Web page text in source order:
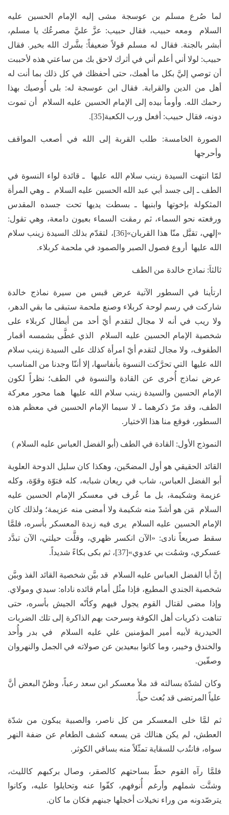
لما صُرع مسلم بن عوسجة مشى إليه الإمام الحسين عليه
السلام ومعه حبيب، فقال حبيب: عزَّ عليَّ مصرعُك يا مسلم،
أبشر بالجنة. فقال له مسلم قولاً ضعيفاً: بشَّرك الله بخير. فقال
حبيب: لولا أني أعلم أني في أثرك لاحق بك من ساعتي هذه لأحببت
أن توصي إليَّ بكل ما أهمك، حتى أحفظك في كل ذلك بما أنت له
أهل من الدين والقرابة. فقال ابن عوسجة له: بلى أُوصيك بهذا
رحمك الله. وأومأ بيده إلى الإمام الحسين عليه السلام أن تموت
دونه، فقال حبيب: أفعل ورب الكعبة[35].
الصورة الخامسة: طلب القربة إلى الله في أصعب المواقف
وأحرجها
لمّا انتهت السيدة زينب سلام الله عليها ـ قائدة لواء النسوة في
الطف ـ إلى جسد أبي عبد الله الحسين عليه السلام ـ وهي المرأة
المثكولة بإخوتها وابنيها ـ بسطت يديها تحت جسده المقدس
ورفعته نحو السماء، ثم رمقت السماء بعيون دامعة، وهي تقول:
«إلهي، تقبَّل منّا هذا القربان»[36]، لتقدّم بذلك السيدة زينب سلام
الله عليها أروع فصول الصبر والصمود في ملحمة كربلاء.
ثالثاَ: نماذج خالدة من الطف
ارتأينا في السطور الآتية عرض قبس من سيرة نماذج خالدة
شاركت في رسم لوحة كربلاء وصنع ملحمة ستبقى ما بقي الدهر،
ولا ريب في أنه لا مجال لتقدم أيّ أحد من أبطال كربلاء على
شخصية الإمام الحسين عليه السلام الذي غطَّى بشمسه أقمار
الطفوف، ولا مجال لتقدم أيّ امرأة كذلك على السيدة زينب سلام
الله عليها التي تحرَّكت النسوة بأنفاسها، إلا أننّا وجدنا من المناسب
عرض نماذج أُخرى عن القادة والنسوة في الطف؛ نظراً لكون
الإمام الحسين والسيدة زينب سلام الله عليها هما محور معركة
الطف، وقد مرّ ذكرهما ـ لا سيما الإمام الحسين في معظم هذه
السطور، فوقع منا هذا الاختيار.
النموذج الأول: القادة في الطف (أبو الفضل العباس عليه السلام )
القائد الحقيقي هو أول المضحّين، وهكذا كان سليل الدوحة العلوية
أبو الفضل العباس، شاب في ريعان شبابه، كله فتوّة وقوّة، وكله
عزيمة وشكيمة، بل ما عُرف في معسكر الإمام الحسين عليه
السلام مَن هو أشدّ منه شكيمة ولا أمضى منه عزيمة؛ ولذلك كان
الإمام الحسين عليه السلام يرى فيه زبدة المعسكر بأسره، فلمَّا
سقط صريعاً نادى: «الآن انكسر ظهري، وقلَّت حيلتي، الآن تبدَّد
عسكري، وشمُت بي عدوي»[37]، ثم بكى بكاءً شديداً.
إنَّ أبا الفضل العباس عليه السلام قد بيَّن شخصية القائد الفذ وبيَّن
شخصية الجندي المطيع، فإذا مثُل أمام قائده ناداه: سيدي ومولاي.
وإذا مضى لقتال القوم يجول فيهم وكأنّه الجيش بأسره، حتى
تناهت ذكريات أهل الكوفة وسرحت بهم الذاكرة إلى تلك الضربات
الحيدرية لأبيه أمير المؤمنين علي عليه السلام في بدر وأُحد
والخندق وخيبر، وما كانوا ببعيدين عن صولاته في الجمل والنهروان
وصفّين.
وكان لشدّة بسالته قد ملأ معسكر ابن سعد رعباً، وظنّ البعض أنَّ
علياً المرتضى قد بُعث حياً.
ثم لمَّا خلى المعسكر من كل ناصر، والصبية يبكون من شدّة
العطش، لم يكن هنالك مَن يسعه كشف الطغام عن ضفة النهر
سواه، فانتُدب للسقاية تمثّلاً منه بساقي الكوثر.
فلمَّا رآه القوم حطّ بساحتهم كالصقر، وصال بركبهم كالليث،
وشتَّت شملهم وأرغم أُنوفهم، كفّوا عنه وتحايلوا عليه، وكانوا
يترصّدونه من وراء نخيلات أخجلها جبنهم فكان ما كان.